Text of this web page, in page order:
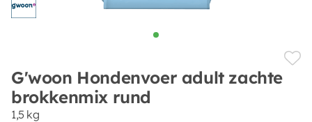
G'woon Hondenvoer adult zachte
brokkenmix rund
1,5 kg